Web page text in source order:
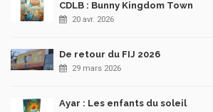
CDLB : Bunny Kingdom Town
20 avr. 2026
De retour du FIJ 2026
29 mars 2026
Ayar : Les enfants du soleil